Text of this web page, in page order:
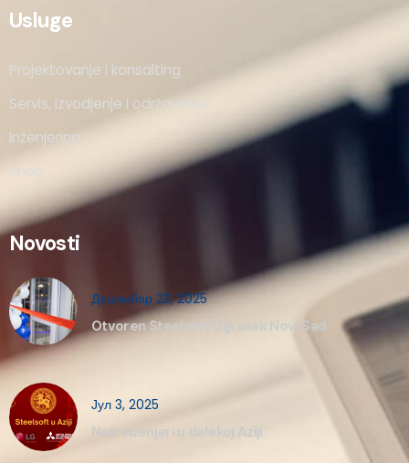
Usluge
Projektovanje i konsalting
Servis, izvodjenje i održavanje
Inženjering
Shop
Novosti
Децембар 23, 2025
Otvoren Steelsoft Ogranak Novi Sad
Јул 3, 2025
Naši inženjeri u dalekoj Aziji